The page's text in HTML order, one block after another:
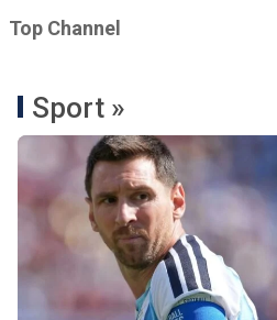
Top Channel
Sport »